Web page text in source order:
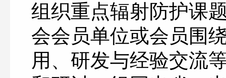
组织重点辐射防护课
会会员单位或会员围
用、研发与经验交流